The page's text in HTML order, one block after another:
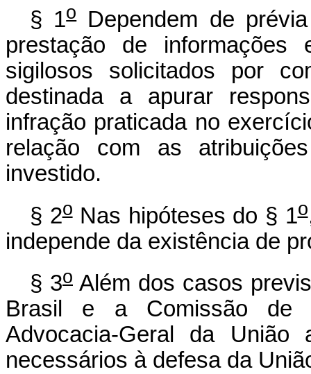
§ 1oDependem de
prestação de informações
sigilosos solicitados por
destinada a apurar
infração praticada no
relação com as
investido.
§ 2oNas hipóteses do § 1o
independe da existência de
§ 3o Além dos casos
Brasil e a Comissão de
Advocacia-Geral da União
necessários à defesa da